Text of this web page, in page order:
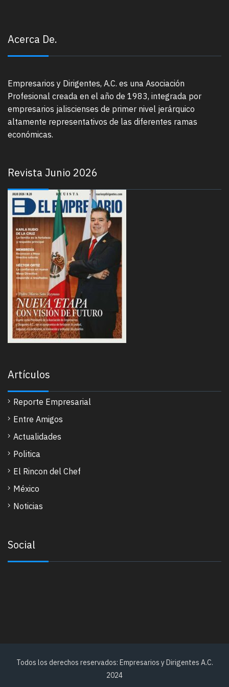
Acerca De.
Empresarios y Dirigentes, A.C. es una Asociación
Profesional creada en el año de 1983, integrada por
empresarios jaliscienses de primer nivel jerárquico
altamente representativos de las diferentes ramas
económicas.
Revista Junio 2026
Artículos
Reporte Empresarial
Entre Amigos
Actualidades
Politica
El Rincon del Chef
México
Noticias
Social
Todos los derechos reservados: Empresarios y Dirigentes A.C.
2024